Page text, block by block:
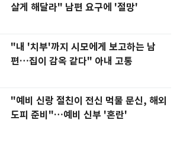
살게 해달라" 남편 요구에 '절망'
"내 '치부'까지 시모에게 보고하는 남
편…집이 감옥 같다" 아내 고통
"예비 신랑 절친이 전신 먹물 문신, 해외
도피 준비"…예비 신부 '혼란'